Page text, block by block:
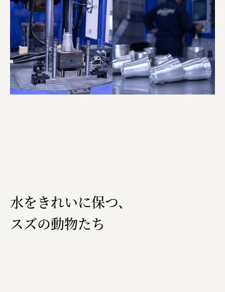
一般社団法人日本家具産業振興会、メッセフランクフ
フードバレーとかち首都圏プロモーション実行委員会
株式会社 中華・高橋
株式会社ITC
オクズミ商事
日鉄興和不動産株式会社
株式会社コスモスイニシア
水をきれいに保つ、
スズの動物たち